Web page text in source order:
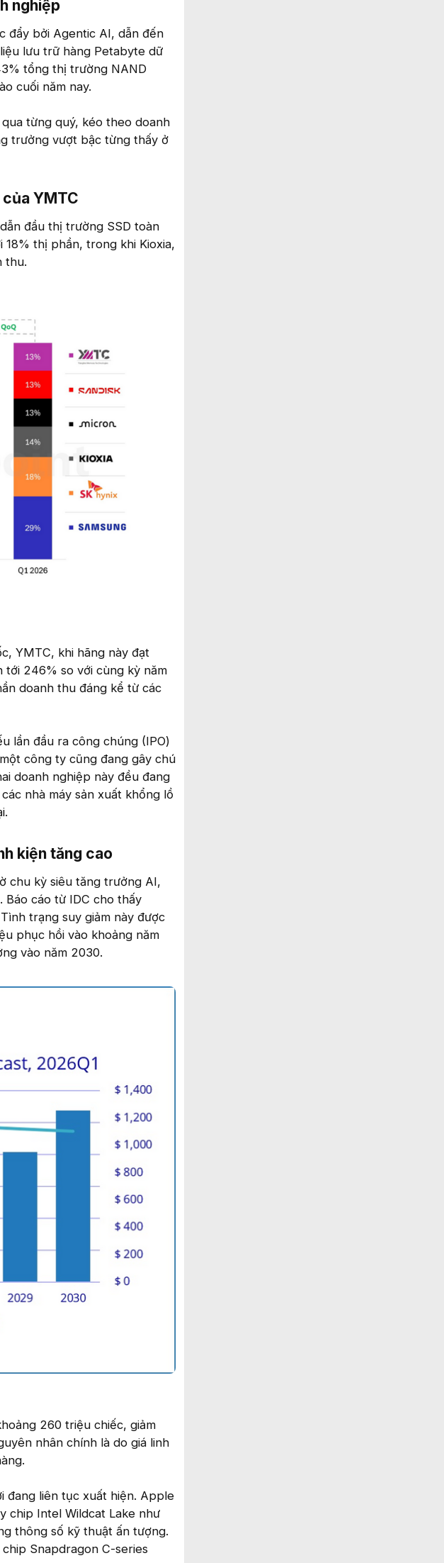
nghiệp​
đẩy bởi Agentic AI, dẫn đến
lưu trữ hàng Petabyte dữ
tổng thị trường NAND
cuối năm nay.
từng quý, kéo theo doanh
trưởng vượt bậc từng thấy ở
YMTC​
đầu thị trường SSD toàn
thị phần, trong khi Kioxia,
thu.
YMTC, khi hãng này đạt
246% so với cùng kỳ năm
doanh thu đáng kể từ các
lần đầu ra công chúng (IPO)
công ty cũng đang gây chú
doanh nghiệp này đều đang
nhà máy sản xuất khổng lồ
kiện tăng cao​
chu kỳ siêu tăng trưởng AI,
Báo cáo từ IDC cho thấy
trạng suy giảm này được
phục hồi vào khoảng năm
vào năm 2030.
260 triệu chiếc, giảm
nhân chính là do giá linh
đang liên tục xuất hiện. Apple
chip Intel Wildcat Lake như
thông số kỹ thuật ấn tượng.
Snapdragon C-series